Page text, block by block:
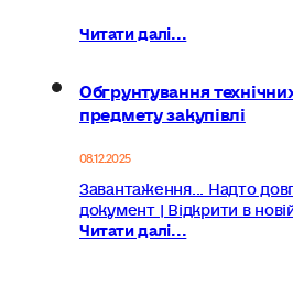
Читати далі...
Обгрунтування
предмету закупівлі
08.12.2025
Завантаження... Надто
документ | Відкрити в
Читати далі...